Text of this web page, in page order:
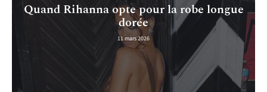
Quand Rihanna opte pour la robe longue
dorée
11 mars 2026